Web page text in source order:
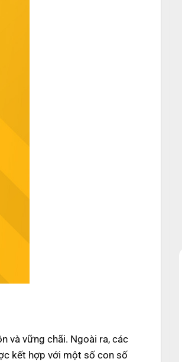
và vững chãi. Ngoài ra, các
kết hợp với một số con số